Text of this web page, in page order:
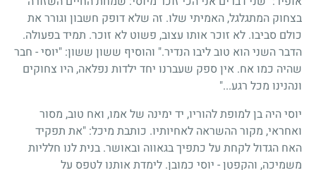
בצחוק המתגלגל, האמיתי שלו. זה שלא דופק חשבון וגורר את
כולם סביבו. לא זוכר אותו עצוב, פשוט לא זוכר. תמיד בפעולה.
הדבר השני הוא טוב ליבו הנדיר." והוסיף ששון ששון: "יוסי - חבר
שהיה כמו אח. אין ספק שעברנו יחד ילדות נפלאה, היו צחוקים
ונהנינו מכל רגע..."
יוסי היה בן למופת להוריו, יד ימינה של אמו, ואח טוב, מסור
ואחראי, מקור ההשראה לאחיותיו. כותבת מיכל: "את תפקיד
האח הגדול לקחת על כתפיך בגאווה ובאושר. בנית לנו חלליות
משמיכה, והקפטן - יוסי כמובן. לימדת אותנו לטפס על